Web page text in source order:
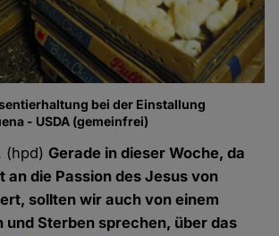
bei der Einstallung
- USDA (gemeinfrei)
(hpd)Gerade in dieser Woche, da
an die Passion des Jesus von
sollten wir auch von einem
und Sterben sprechen, über das